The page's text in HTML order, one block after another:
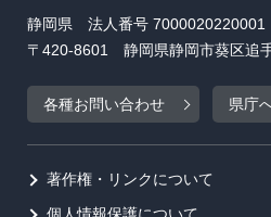
静岡県 法人番号 7000020220001
〒420-8601 静岡県静岡市葵区追
各種お問い合わせ 県庁
著作権・リンクについて